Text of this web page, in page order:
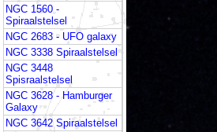
NGC 1560 -
Spiraalstelsel
NGC 2683 - UFO galaxy
NGC 3338 Spiraalstelsel
NGC 3448
Spisraalstelsel
NGC 3628 - Hamburger
Galaxy
NGC 3642 Spiraalstelsel